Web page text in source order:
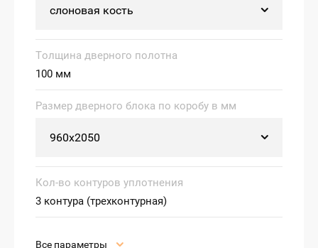
Толщина дверного полотна
100 мм
Размер дверного блока по коробу в мм
Кол-во контуров уплотнения
3 контура (трехконтурная)
Все параметры